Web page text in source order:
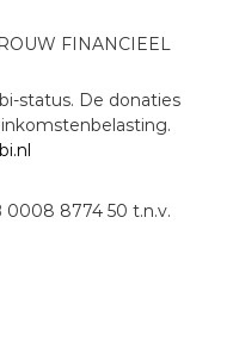
FINANCIEEL
status. De donaties
0008 8774 50 t.n.v.